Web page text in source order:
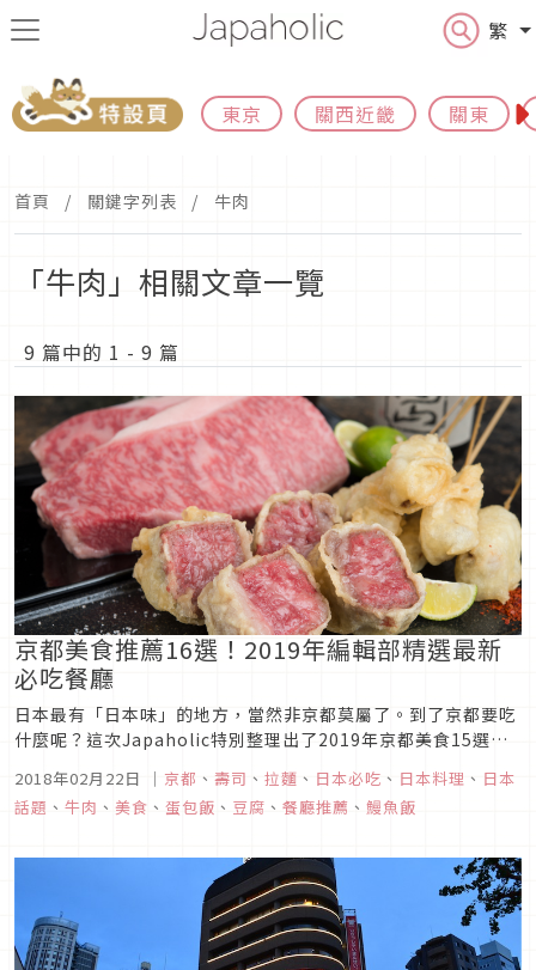
繁
東京 關西近畿 關東
首頁 關鍵字列表 牛肉
「牛肉」相關文章一覽
9 篇中的 1 - 9 篇
京都美食推薦16選！2019年編輯部精選最新
必吃餐廳
日本最有「日本味」的地方，當然非京都莫屬了。到了京都要吃
什麼呢？這次Japaholic特別整理出了2019年京都美食15選，
理、鰻魚飯、壽喜燒、壽司、蛋包飯、湯豆腐…都有，連早餐都
沒放過！立刻來看看這份2019年京都美食推薦15選吧！
2018年02月22日 ｜ 京都 、 壽司 、 拉麵 、 日本必吃 、 日本料理 、 日本
話題 、 牛肉 、 美食 、 蛋包飯 、 豆腐 、 餐廳推薦 、 鰻魚飯